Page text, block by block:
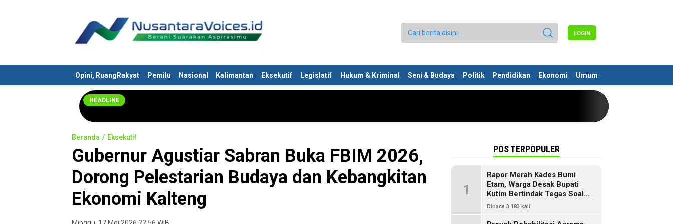
Nusantaravoices.id
Berani Suarakan Aspirasimu
LOGIN
Opini, RuangRakyat Pemilu Nasional Kalimantan Eksekutif Legislatif Hukum & Kriminal Seni & Budaya Politik Pendidikan Ekonomi Umum
HEADLINE
Beranda Eksekutif
Gubernur Agustiar Sabran Buka FBIM 2026,
Dorong Pelestarian Budaya dan Kebangkitan
Ekonomi Kalteng
POS TERPOPULER
1
Rapor Merah Kades Bumi
Etam, Warga Desak Bupati
Kutim Bertindak Tegas Soal
Penyelewengan Dana SILPA
Dibaca 3.183 kali